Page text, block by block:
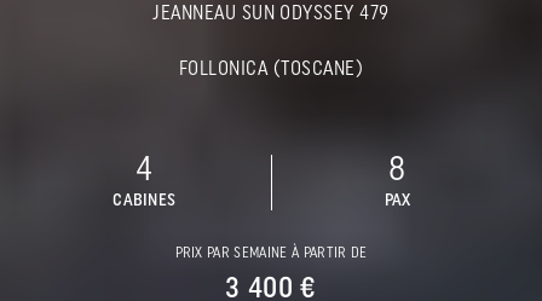
JEANNEAU SUN ODYSSEY 479
FOLLONICA (TOSCANE)
4
CABINES
8
PAX
PRIX PAR SEMAINE À PARTIR DE
3 400 €